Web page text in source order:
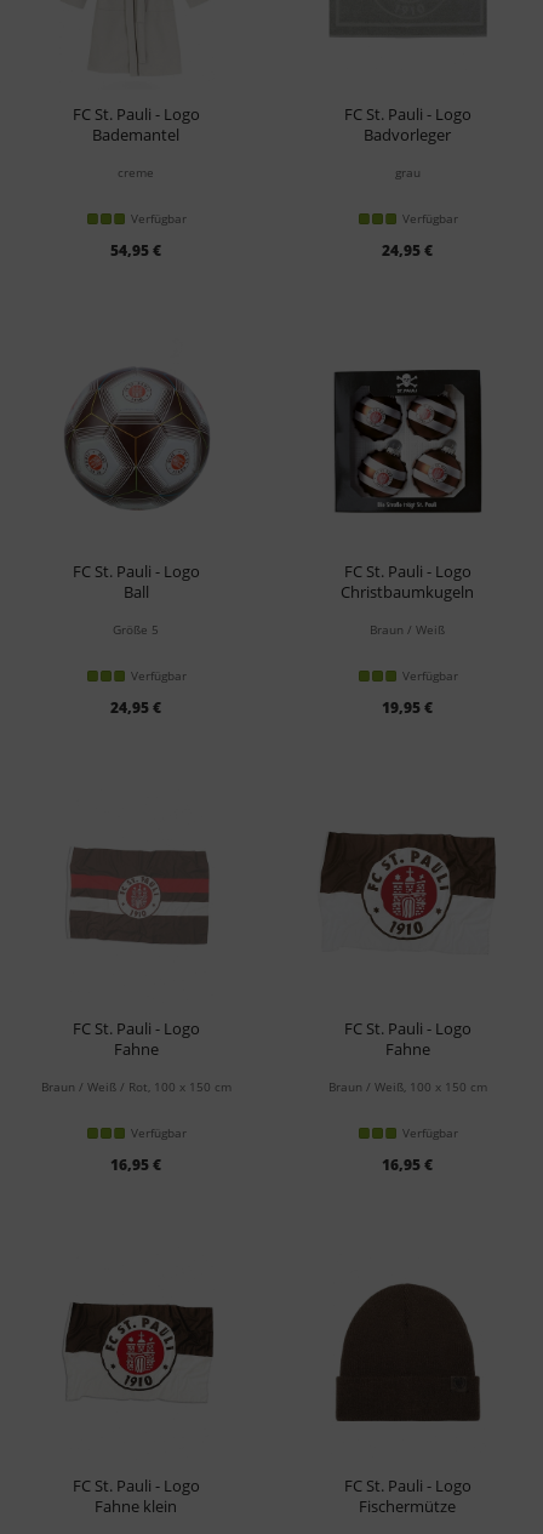
FC St. Pauli - Logo
Bademantel
creme
Verfügbar
54,95 €
FC St. Pauli - Logo
Badvorleger
grau
Verfügbar
24,95 €
FC St. Pauli - Logo
Ball
Größe 5
Verfügbar
24,95 €
FC St. Pauli - Logo
Christbaumkugeln
Braun / Weiß
Verfügbar
19,95 €
FC St. Pauli - Logo
Fahne
Braun / Weiß / Rot, 100 x 150 cm
Verfügbar
16,95 €
FC St. Pauli - Logo
Fahne
Braun / Weiß, 100 x 150 cm
Verfügbar
16,95 €
FC St. Pauli - Logo
Fahne klein
FC St. Pauli - Logo
Fischermütze